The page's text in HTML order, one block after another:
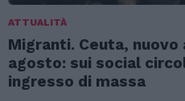
ATTUALITÀ
Migranti. Ceuta, nuovo
agosto: sui social
ingresso di massa